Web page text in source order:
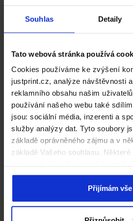
Souhlas Detaily
Tato webová stránka používá
Cookies používáme ke zvýšení
justprint.cz, analýze návštěvnosti
reklamního obsahu našim
používání našeho webu také
jsou: sociální média, inzerenti a
služby analýzy dat. Tyto soubory
základě oprávněného zájmu a v
základě Vašeho souhlasu.
naleznete níže. Kliknutím na
naším používáním všech výše
cookie (cookies). Pokud kliknete
Přijímám vše
USB paměťové karty
Jak si objednat
k objednání
v několika krocích